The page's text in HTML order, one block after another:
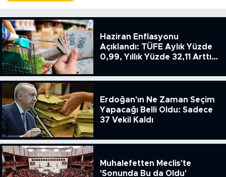
Haziran Enflasyonu
Açıklandı: TÜFE Aylık Yüzde
0,99, Yıllık Yüzde 32,11 Arttı,
51.49
Erdoğan'ın Ne Zaman Seçim
Yapacağı Belli Oldu: Sadece
37 Vekil Kaldı
Muhalefetten Meclis'te
'Sonunda Bu da Oldu'